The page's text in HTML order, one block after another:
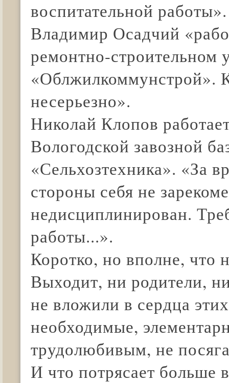
воспитательной работы».
Владимир Осадчий
ремонтно-строительном
«Облжилкоммунстрой».
несерьезно».
Николай Клопов
Вологодской завозной
«Сельхозтехника». «За
стороны себя не
недисциплинирован.
работы...».
Коротко, но вполне, что
Выходит, ни родители,
не вложили в сердца
необходимые,
трудолюбивым, не
И что потрясает больше